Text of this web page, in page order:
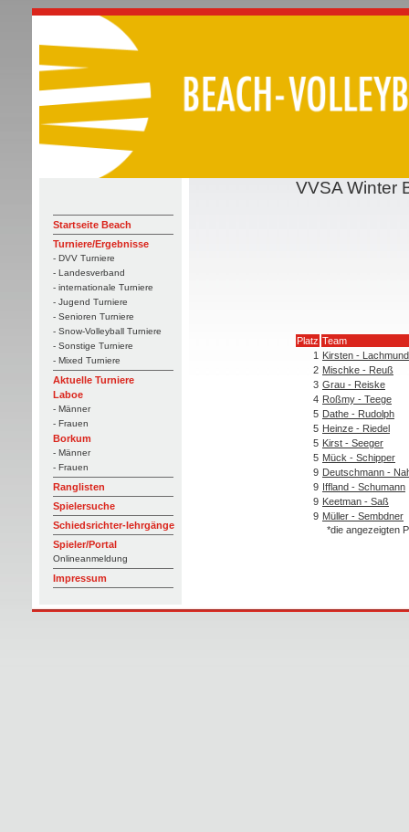
Startseite Beach
Turniere/Ergebnisse
- DVV Turniere
- Landesverband
- internationale Turniere
- Jugend Turniere
- Senioren Turniere
- Snow-Volleyball Turniere
- Sonstige Turniere
- Mixed Turniere
Aktuelle Turniere
Laboe
- Männer
- Frauen
Borkum
- Männer
- Frauen
Ranglisten
Spielersuche
Schiedsrichter-lehrgänge
Spieler/Portal
Onlineanmeldung
Impressum
VVSA Winter
Platz Team
1 Kirsten - Lachmund
2 Mischke - Reuß
3 Grau - Reiske
4 Roßmy - Teege
5 Dathe - Rudolph
5 Heinze - Riedel
5 Kirst - Seeger
5 Mück - Schipper
9 Deutschmann -
9 Iffland - Schumann
9 Keetman - Saß
9 Müller - Sembdner
*die angezeigten